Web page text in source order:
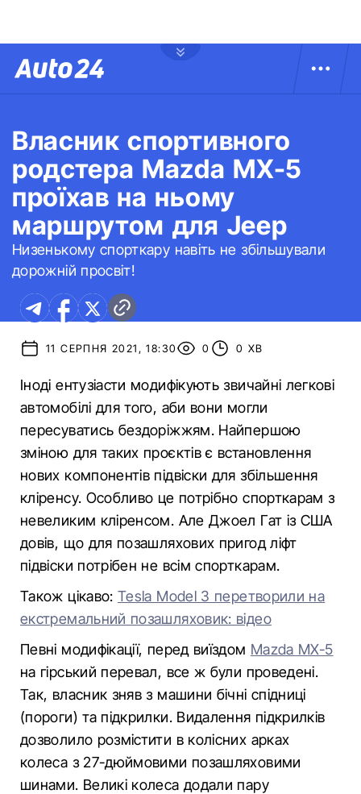
Власник спортивного
родстера Mazda MX-5
проїхав на ньому
маршрутом для Jeep
Низенькому спорткару навіть не збільшували
дорожній просвіт!
11 СЕРПНЯ 2021, 18:30 0 0 ХВ
Іноді ентузіасти модифікують звичайні легкові
автомобілі для того, аби вони могли
пересуватись бездоріжжям. Найпершою
зміною для таких проєктів є встановлення
нових компонентів підвіски для збільшення
кліренсу. Особливо це потрібно спорткарам з
невеликим кліренсом. Але Джоел Гат із США
довів, що для позашляхових пригод ліфт
підвіски потрібен не всім спорткарам.
Також цікаво:Tesla Model 3 перетворили на
екстремальний позашляховик: відео
Певні модифікації, перед виїздом Mazda MX-5
на гірський перевал, все ж були проведені.
Так, власник зняв з машини бічні спідниці
(пороги) та підкрилки. Видалення підкрилків
дозволило розмістити в колісних арках
колеса з 27-дюймовими позашляховими
шинами. Великі колеса додали пару